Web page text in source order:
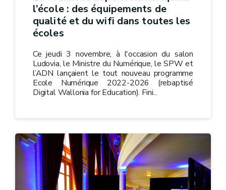
l’école : des équipements de
qualité et du wifi dans toutes les
écoles
Ce jeudi 3 novembre, à l'occasion du salon
Ludovia, le Ministre du Numérique, le SPW et
l’ADN lançaient le tout nouveau programme
Ecole Numérique 2022-2026 (rebaptisé
Digital Wallonia for Education). Fini...